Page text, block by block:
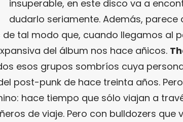
insuperable, en este disco va a
dudarlo seriamente. Además, parece
tal modo que, cuando llegamos al
del álbum nos hace añicos.
esos grupos sombríos cuya
post-punk de hace treinta años.
hace tiempo que sólo viajan a
de viaje. Pero con bulldozers que